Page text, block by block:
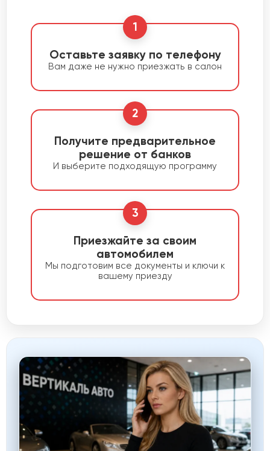
1
Оставьте заявку по телефону
Вам даже не нужно приезжать в салон
2
Получите предварительное
решение от банков
И выберите подходящую программу
3
Приезжайте за своим
автомобилем
Мы подготовим все документы и ключи к
вашему приезду